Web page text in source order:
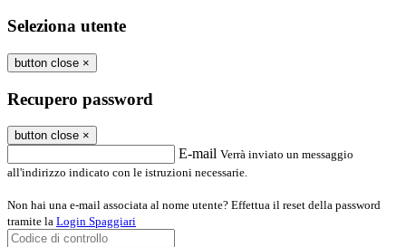
Seleziona utente
button close ×
Recupero password
button close ×
E-mail Verrà inviato un messaggio
all'indirizzo indicato con le istruzioni necessarie.
Non hai una e-mail associata al nome utente? Effettua il reset della password
tramite la Login Spaggiari